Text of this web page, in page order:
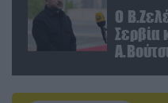
Ο
Σερβία
Α.Βούτσιτς – Όλα